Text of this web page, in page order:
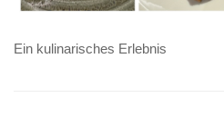
Ein kulinarisches Erlebnis